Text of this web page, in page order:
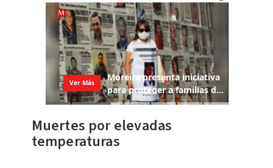
Muertes por elevadas
temperaturas